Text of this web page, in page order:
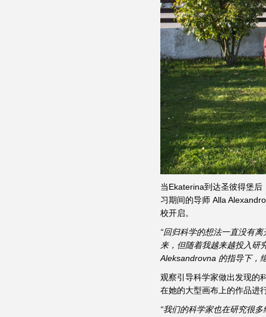
当Ekaterina到达圣彼得堡
习期间的导师 Alla
校开启。
“回归科学的想法一直没有
来，但随着我越来越投入研
Aleksandrovna 的指导下，
观察引导科学家做出发现的
在她的大型画布上的作品进
“我们的科学家也在研究很